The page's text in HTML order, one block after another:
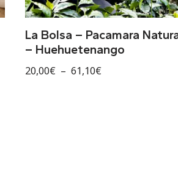
La Bolsa – Pacamara
– Huehuetenango
20,00€ – 61,10€